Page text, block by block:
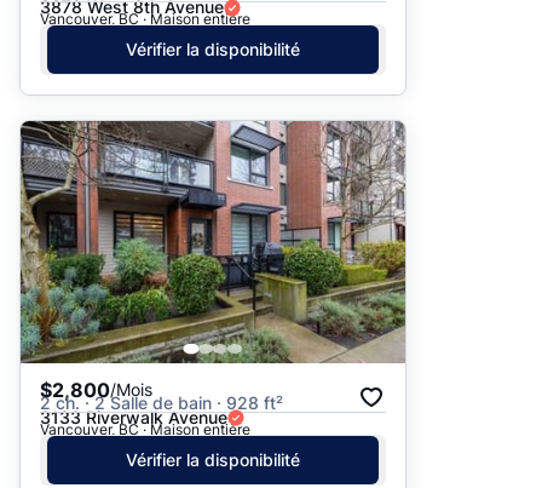
3878 West 8th Avenue
Vancouver, BC · Maison entière
Vérifier la disponibilité
$2,800/Mois
2 ch. · 2 Salle de bain · 928 ft²
3133 Riverwalk Avenue
Vancouver, BC · Maison entière
Vérifier la disponibilité